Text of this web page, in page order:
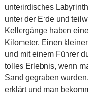
unterirdisches
unter der Erde und
Kellergänge haben
Kilometer. Einen
und mit einem Führer
tolles Erlebnis, wenn
Sand gegraben
erklärt und man